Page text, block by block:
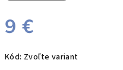
9 €
cena:
Kód: Zvoľte variant